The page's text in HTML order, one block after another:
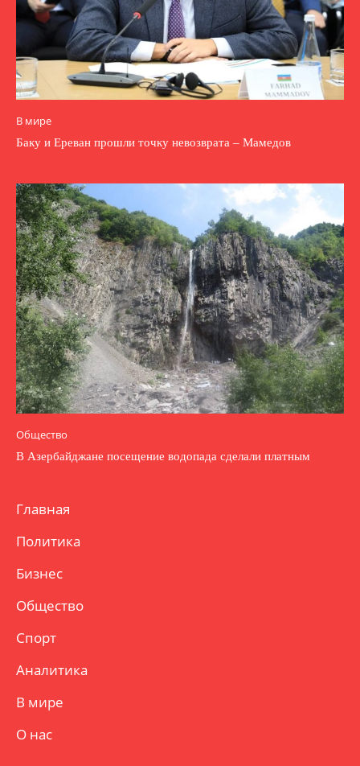
В мире
Баку и Ереван прошли точку невозврата – Мамедов
Общество
В Азербайджане посещение водопада сделали платным
Главная
Политика
Бизнес
Общество
Спорт
Аналитика
В мире
О нас